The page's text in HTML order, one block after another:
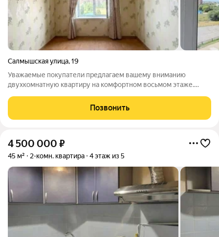
Салмышская улица,19
Уважаемые покупатели предлагаем вашему вниманию
двухкомнатную квартиру на комфортном восьмом этаже.
8.5 кв. м Состояние квартиры видно по фото / косметический
ремонт Окна выходят на МНТК
Позвонить
4 500 000 ₽
45 м² 2-комн. квартира 4 этаж из 5